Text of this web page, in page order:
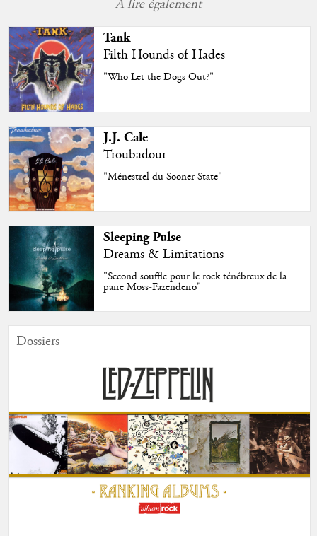
À lire également
Tank
Filth Hounds of Hades
"Who Let the Dogs Out?"
J.J. Cale
Troubadour
"Ménestrel du Sooner State"
Sleeping Pulse
Dreams & Limitations
"Second souffle pour le rock ténébreux de la
paire Moss-Fazendeiro"
Dossiers